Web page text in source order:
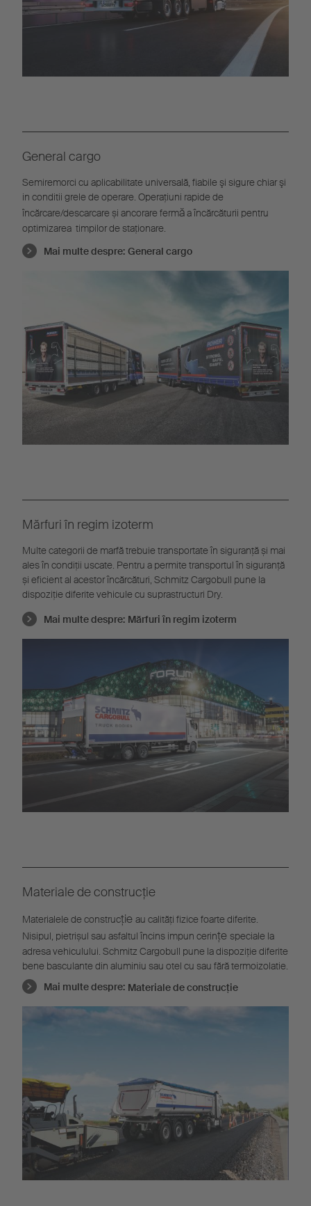
General cargo
Semiremorci cu aplicabilitate universală, fiabile şi sigure chiar şi
in conditii grele de operare. Operațiuni rapide de
încărcare/descarcare și ancorare fermăa încărcăturii pentru
optimizarea timpilor de staționare.
Mai multe despre: General cargo
Mărfuri în regim izoterm
Multe categorii de marfă trebuie transportate în siguranță și mai
ales în condiții uscate. Pentru a permite transportul în siguranță
și eficient al acestor încărcături, Schmitz Cargobull pune la
dispoziție diferite vehicule cu suprastructuri Dry.
Mai multe despre: Mărfuri în regim izoterm
Materiale de construcție
Materialele de construcție au calități fizice foarte diferite.
Nisipul, pietrișul sau asfaltul încins impun cerințe speciale la
adresa vehiculului. Schmitz Cargobull pune la dispoziție diferite
bene basculante din aluminiu sau oțel cu sau fără termoizolație.
Mai multe despre: Materiale de construcție